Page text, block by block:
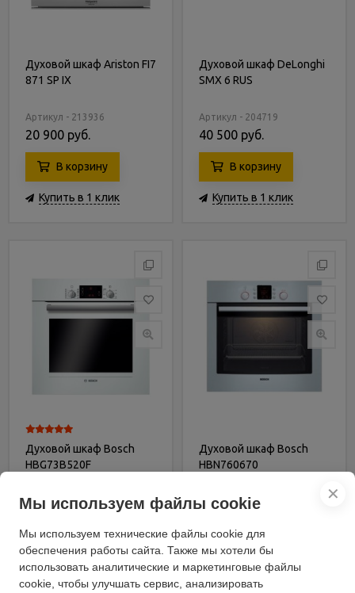
Духовой шкаф Ariston FI7
871 SP IX
Артикул - 213936
20 900 руб.
В корзину
Купить в 1 клик
Духовой шкаф DeLonghi
SMX 6 RUS
Артикул - 204719
40 500 руб.
В корзину
Купить в 1 клик
Духовой шкаф Bosch
HBG73B520F
Артикул - 105718
В корзину
Купить в 1 клик
Духовой шкаф Bosch
HBN760670
Артикул - 105719
В корзину
Купить в 1 клик
✕
Мы используем файлы cookie
Мы используем технические файлы cookie для
обеспечения работы сайта. Также мы хотели бы
использовать аналитические и маркетинговые файлы
cookie, чтобы улучшать сервис, анализировать